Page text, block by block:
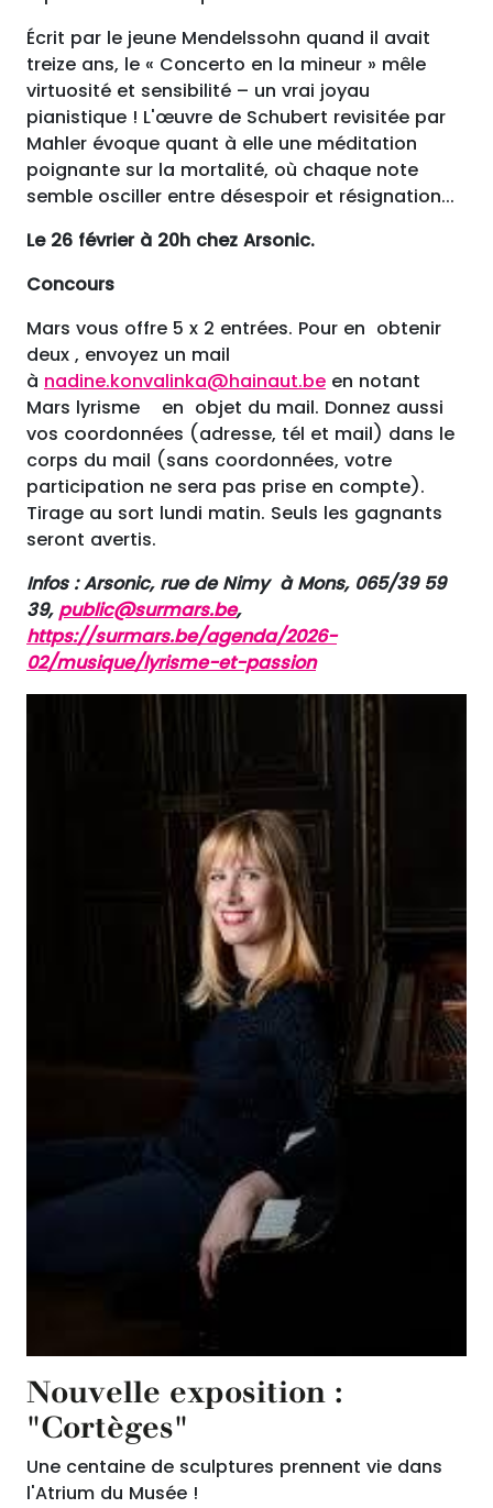
Écrit par le jeune Mendelssohn quand il avait
treize ans, le « Concerto en la mineur » mêle
virtuosité et sensibilité – un vrai joyau
pianistique ! L'œuvre de Schubert revisitée par
Mahler évoque quant à elle une méditation
poignante sur la mortalité, où chaque note
semble osciller entre désespoir et résignation...
Le 26 février à 20h chez Arsonic.
Concours
Mars vous offre 5 x 2 entrées. Pour en obtenir
deux , envoyez un mail
à nadine.konvalinka@hainaut.be en notant
Mars lyrisme en objet du mail. Donnez aussi
vos coordonnées (adresse, tél et mail) dans le
corps du mail (sans coordonnées, votre
participation ne sera pas prise en compte).
Tirage au sort lundi matin. Seuls les gagnants
seront avertis.
Infos : Arsonic, rue de Nimy à Mons, 065/39 59
39, public@surmars.be,
https://surmars.be/agenda/2026-
02/musique/lyrisme-et-passion
Nouvelle exposition :
"Cortèges"
Une centaine de sculptures prennent vie dans
l'Atrium du Musée !